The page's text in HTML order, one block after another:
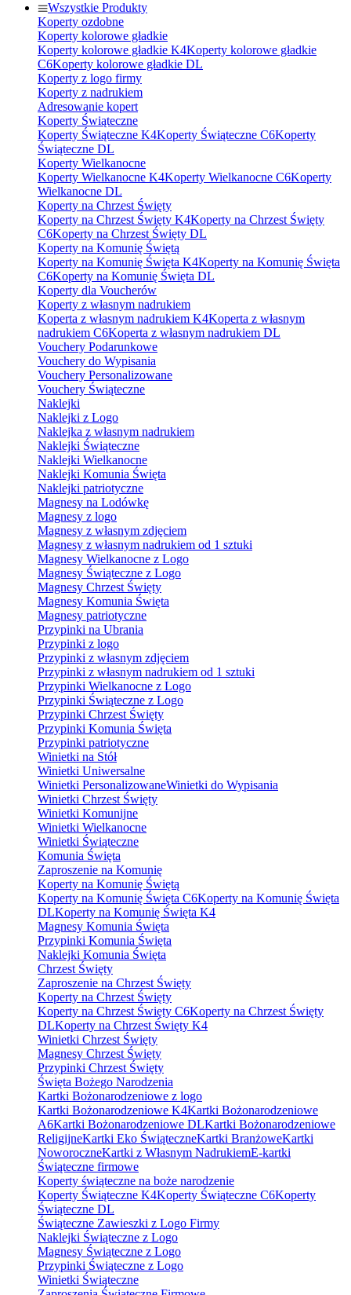
Wszystkie Produkty
Koperty ozdobne
Koperty kolorowe gładkie
Koperty kolorowe gładkie K4Koperty kolorowe gładkie
C6Koperty kolorowe gładkie DL
Koperty z logo firmy
Koperty z nadrukiem
Adresowanie kopert
Koperty Świąteczne
Koperty Świąteczne K4Koperty Świąteczne C6Koperty
Świąteczne DL
Koperty Wielkanocne
Koperty Wielkanocne K4Koperty Wielkanocne C6Koperty
Wielkanocne DL
Koperty na Chrzest Święty
Koperty na Chrzest Święty K4Koperty na Chrzest Święty
C6Koperty na Chrzest Święty DL
Koperty na Komunię Świętą
Koperty na Komunię Święta K4Koperty na Komunię Święta
C6Koperty na Komunię Święta DL
Koperty dla Voucherów
Koperty z własnym nadrukiem
Koperta z własnym nadrukiem K4Koperta z własnym
nadrukiem C6Koperta z własnym nadrukiem DL
Vouchery Podarunkowe
Vouchery do Wypisania
Vouchery Personalizowane
Vouchery Świąteczne
Naklejki
Naklejki z Logo
Naklejka z własnym nadrukiem
Naklejki Świąteczne
Naklejki Wielkanocne
Naklejki Komunia Święta
Naklejki patriotyczne
Magnesy na Lodówkę
Magnesy z logo
Magnesy z własnym zdjęciem
Magnesy z własnym nadrukiem od 1 sztuki
Magnesy Wielkanocne z Logo
Magnesy Świąteczne z Logo
Magnesy Chrzest Święty
Magnesy Komunia Święta
Magnesy patriotyczne
Przypinki na Ubrania
Przypinki z logo
Przypinki z własnym zdjęciem
Przypinki z własnym nadrukiem od 1 sztuki
Przypinki Wielkanocne z Logo
Przypinki Świąteczne z Logo
Przypinki Chrzest Święty
Przypinki Komunia Święta
Przypinki patriotyczne
Winietki na Stół
Winietki Uniwersalne
Winietki PersonalizowaneWinietki do Wypisania
Winietki Chrzest Święty
Winietki Komunijne
Winietki Wielkanocne
Winietki Świąteczne
Komunia Święta
Zaproszenie na Komunię
Koperty na Komunię Świętą
Koperty na Komunię Święta C6Koperty na Komunię Święta
DLKoperty na Komunię Święta K4
Magnesy Komunia Święta
Przypinki Komunia Święta
Naklejki Komunia Święta
Chrzest Święty
Zaproszenie na Chrzest Święty
Koperty na Chrzest Święty
Koperty na Chrzest Święty C6Koperty na Chrzest Święty
DLKoperty na Chrzest Święty K4
Winietki Chrzest Święty
Magnesy Chrzest Święty
Przypinki Chrzest Święty
Święta Bożego Narodzenia
Kartki Bożonarodzeniowe z logo
Kartki Bożonarodzeniowe K4Kartki Bożonarodzeniowe
A6Kartki Bożonarodzeniowe DLKartki Bożonarodzeniowe
ReligijneKartki Eko ŚwiąteczneKartki BranżoweKartki
NoworoczneKartki z Własnym NadrukiemE-kartki
Świąteczne firmowe
Koperty świąteczne na boże narodzenie
Koperty Świąteczne K4Koperty Świąteczne C6Koperty
Świąteczne DL
Świąteczne Zawieszki z Logo Firmy
Naklejki Świąteczne z Logo
Magnesy Świąteczne z Logo
Przypinki Świąteczne z Logo
Winietki Świąteczne